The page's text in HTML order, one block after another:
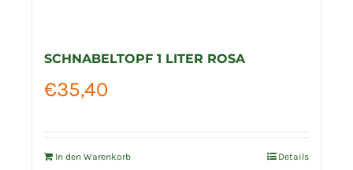
SCHNABELTOPF 1 LITER ROSA
€35,40
In den Warenkorb Details